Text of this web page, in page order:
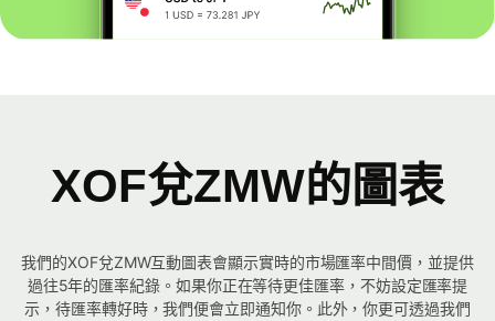
XOF兌ZMW的圖表
我們的XOF兌ZMW互動圖表會顯示實時的市場匯率中間價，並提供
過往5年的匯率紀錄。如果你正在等待更佳匯率，不妨設定匯率提
示，待匯率轉好時，我們便會立即通知你。此外，你更可透過我們